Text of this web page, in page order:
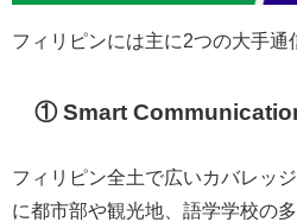
フ ィリピンには主に2つの大手通
① Smart
フィリピン全土で広いカバレッ
に都市部や観光地、語学学校の